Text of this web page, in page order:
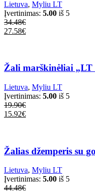
Lietuva, Myliu LT
Įvertinimas: 5.00 iš 5
34.48€
27.58€
multiple
The
options
may
be
chosen
product
page
Žali marškinėliai „LT
Lietuva, Myliu LT
Įvertinimas: 5.00 iš 5
19.90€
15.92€
multiple
variants.
The
options
may
Žalias džemperis su
Lietuva, Myliu LT
Įvertinimas: 5.00 iš 5
44.48€